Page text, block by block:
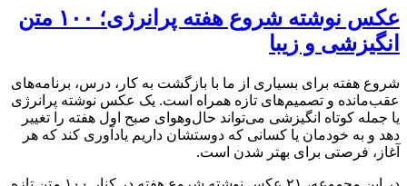
عکس نوشته شروع هفته پرانرژی؛ ۱۰۰ متن
انگیزشی و زیبا
شروع هفته برای بسیاری از ما با بازگشت به کار، درس، برنامه‌های
عقب‌مانده و تصمیم‌های تازه همراه است. یک عکس نوشته پرانرژی
یا جمله کوتاه انگیزشی می‌تواند حال‌وهوای صبح اول هفته را تغییر
دهد و به خودمان یا کسانی که دوستشان داریم یادآوری کند که هر
آغاز، فرصتی برای بهتر شدن است.